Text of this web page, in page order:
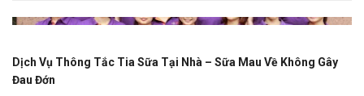
Dịch Vụ Thông Tắc Tia Sữa Tại Nhà – Sữa Mau Về Không Gây
Đau Đớn